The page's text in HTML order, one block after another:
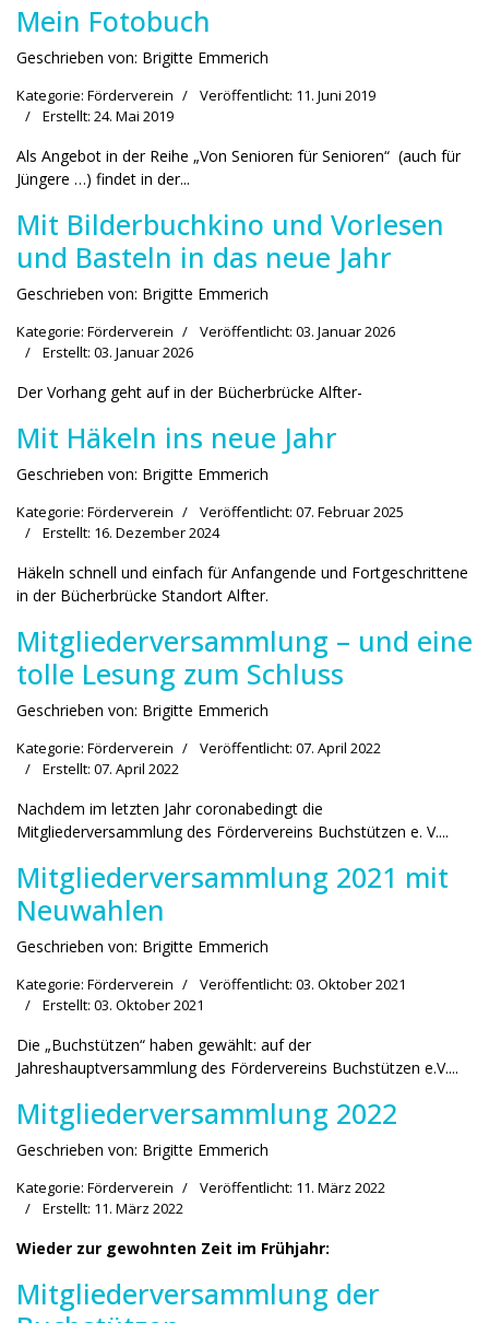
Mein Fotobuch
Geschrieben von: Brigitte Emmerich
Kategorie: Förderverein
Veröffentlicht: 11. Juni 2019
Erstellt: 24. Mai 2019
Als Angebot in der Reihe „Von Senioren für Senioren“ (auch für
Jüngere …) findet in der...
Mit Bilderbuchkino und Vorlesen
und Basteln in das neue Jahr
Geschrieben von: Brigitte Emmerich
Kategorie: Förderverein
Veröffentlicht: 03. Januar 2026
Erstellt: 03. Januar 2026
Der Vorhang geht auf in der Bücherbrücke Alfter-
Mit Häkeln ins neue Jahr
Geschrieben von: Brigitte Emmerich
Kategorie: Förderverein
Veröffentlicht: 07. Februar 2025
Erstellt: 16. Dezember 2024
Häkeln schnell und einfach für Anfangende und Fortgeschrittene
in der Bücherbrücke Standort Alfter.
Mitgliederversammlung – und eine
tolle Lesung zum Schluss
Geschrieben von: Brigitte Emmerich
Kategorie: Förderverein
Veröffentlicht: 07. April 2022
Erstellt: 07. April 2022
Nachdem im letzten Jahr coronabedingt die
Mitgliederversammlung des Fördervereins Buchstützen e. V....
Mitgliederversammlung 2021 mit
Neuwahlen
Geschrieben von: Brigitte Emmerich
Kategorie: Förderverein
Veröffentlicht: 03. Oktober 2021
Erstellt: 03. Oktober 2021
Die „Buchstützen“ haben gewählt: auf der
Jahreshauptversammlung des Fördervereins Buchstützen e.V....
Mitgliederversammlung 2022
Geschrieben von: Brigitte Emmerich
Kategorie: Förderverein
Veröffentlicht: 11. März 2022
Erstellt: 11. März 2022
Wieder zur gewohnten Zeit im Frühjahr:
Mitgliederversammlung der